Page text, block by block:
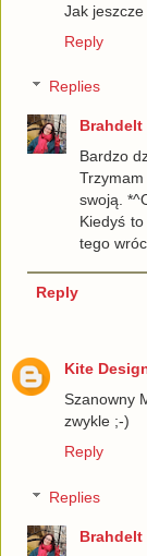
Jak
Reply
Replies
Brahdelt
Bardzo
swoją.
Kiedyś
tego
Reply
Kite
Szanowny
zwykle ;-)
Reply
Replies
Brahdelt